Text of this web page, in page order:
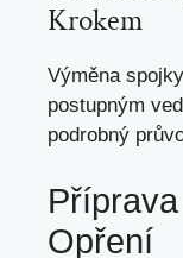
Krokem
Výměna
postupným
podrobný
Opření